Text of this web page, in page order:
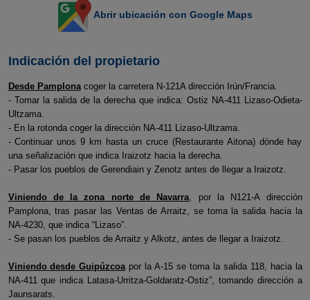
Abrir ubicación con Google Maps
Indicación del propietario
Desde Pamplonacoger la carretera N-121A dirección Irún/Francia.
- Tomar la salida de la derecha que indica: Ostiz NA-411 Lizaso-Odieta-
Ultzama.
- En la rotonda coger la dirección NA-411 Lizaso-Ultzama.
- Continuar unos 9 km hasta un cruce (Restaurante Aitona) dónde hay
una señalización que indica Iraizotz hacia la derecha.
- Pasar los pueblos de Gerendiain y Zenotz antes de llegar a Iraizotz.
Viniendo de la zona norte de Navarra, por la N121-A dirección
Pamplona, tras pasar las Ventas de Arraitz, se toma la salida hacia la
NA-4230, que indica “Lizaso”.
- Se pasan los pueblos de Arraitz y Alkotz, antes de llegar a Iraizotz.
Viniendo desde Guipúzcoapor la A-15 se toma la salida 118, hacia la
NA-411 que indica Latasa-Urritza-Goldaratz-Ostiz”, tomando dirección a
Jaunsarats.